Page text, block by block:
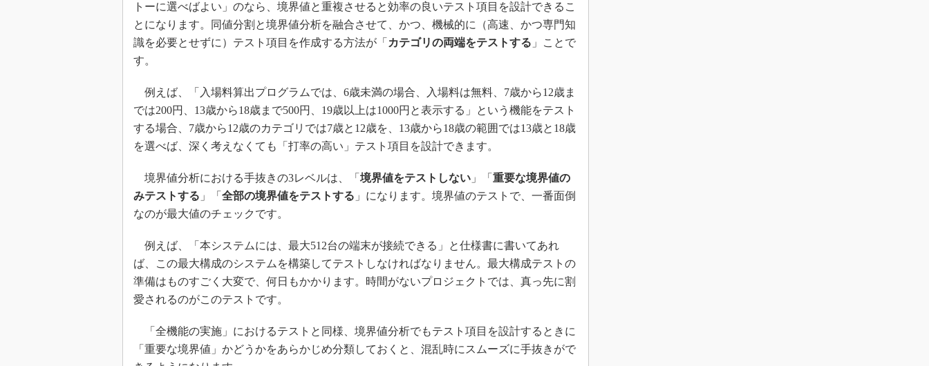
トーに選べばよい」のなら、境界値と重複させると効率の良いテスト項目を設計できるこ
とになります。同値分割と境界値分析を融合させて、かつ、機械的に（高速、かつ専門知
識を必要とせずに）テスト項目を作成する方法が「 カテゴリの両端をテストする 」ことで
す。
例えば、「入場料算出プログラムでは、6歳未満の場合、入場料は無料、7歳から12歳ま
では200円、13歳から18歳まで500円、19歳以上は1000円と表示する」という機能をテスト
する場合、7歳から12歳のカテゴリでは7歳と12歳を、13歳から18歳の範囲では13歳と18歳
を選べば、深く考えなくても「打率の高い」テスト項目を設計できます。
境界値分析における手抜きの3レベルは、「 境界値をテストしない 」「 重要な境界値の
みテストする 」「 全部の境界値をテストする 」になります。境界値のテストで、一番面倒
なのが最大値のチェックです。
例えば、「本システムには、最大512台の端末が接続できる」と仕様書に書いてあれ
ば、この最大構成のシステムを構築してテストしなければなりません。最大構成テストの
準備はものすごく大変で、何日もかかります。時間がないプロジェクトでは、真っ先に割
愛されるのがこのテストです。
「全機能の実施」におけるテストと同様、境界値分析でもテスト項目を設計するときに
「重要な境界値」かどうかをあらかじめ分類しておくと、混乱時にスムーズに手抜きがで